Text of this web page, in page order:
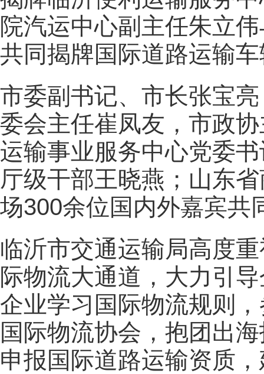
院汽运中心副主任朱立
共同揭牌国际道路运输
市委副书记、市长张宝
委会主任崔凤友，市政
运输事业服务中心党委
厅级干部王晓燕；山东
场300余位国内外嘉宾共
临沂市交通运输局高度
际物流大通道，大力引
企业学习国际物流规则
国际物流协会，抱团出
申报国际道路运输资质